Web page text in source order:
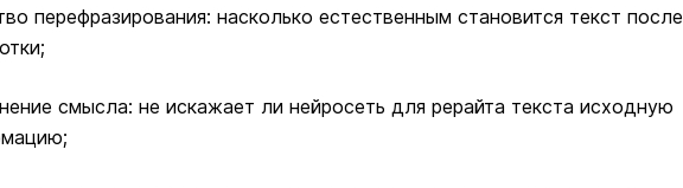
перефразирования: насколько естественным становится текст после
смысла: не искажает ли нейросеть для рерайта текста исходную